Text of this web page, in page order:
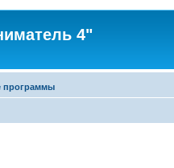
4"
программы